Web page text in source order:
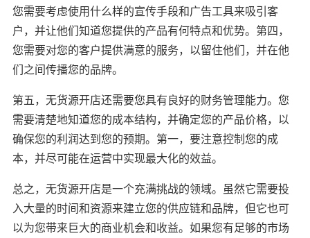
您需要考虑使用什么样的宣传手段和广告工具来吸引客
户，并让他们知道您提供的产品有何特点和优势。第四，
您需要对您的客户提供满意的服务，以留住他们，并在他
们之间传播您的品牌。
第五，无货源开店还需要您具有良好的财务管理能力。您
需要清楚地知道您的成本结构，并确定您的产品价格，以
确保您的利润达到您的预期。第一，要注意控制您的成
本，并尽可能在运营中实现最大化的效益。
总之，无货源开店是一个充满挑战的领域。虽然它需要投
入大量的时间和资源来建立您的供应链和品牌，但它也可
以为您带来巨大的商业机会和收益。如果您有足够的市场